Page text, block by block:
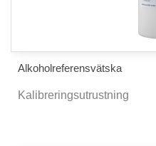
Alkoholreferensvätska
Kalibreringsutrustning